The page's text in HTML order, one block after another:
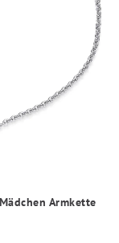
Armkette